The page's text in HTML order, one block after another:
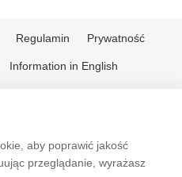
aby poprawić jakość
przeglądanie, wyrażasz
Regulamin Prywatność
Information in English